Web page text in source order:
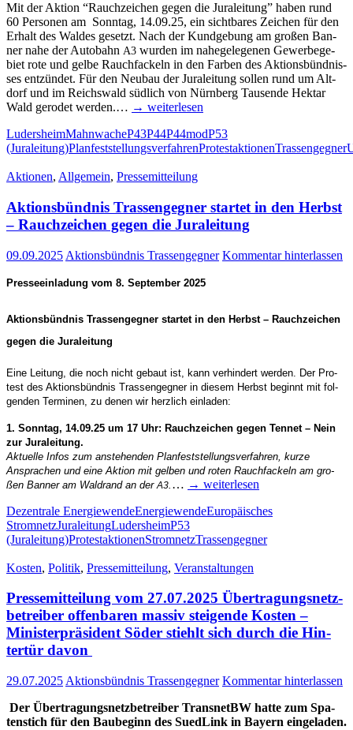
Mit der Akti­on “Rauch­zei­chen gegen die Jura­lei­tung” haben rund
60 Per­so­nen am Sonn­tag, 14.09.25, ein sicht­ba­res Zei­chen für den
Erhalt des Wal­des gesetzt. Nach der Kund­ge­bung am gro­ßen Ban­
ner nahe der Auto­bahn A3 wur­den im nahe­ge­le­ge­nen Gewer­be­ge­
biet rote und gel­be Rauch­fa­ckeln in den Far­ben des Akti­ons­bünd­nis­
ses ent­zün­det. Für den Neu­bau der Jura­lei­tung sol­len rund um Alt­
dorf und im Reichs­wald süd­lich von Nürn­berg Tau­sen­de Hekt­ar
Wald gero­det wer­den.… → wei­ter­le­sen
LudersheimMahnwacheP43P44P44modP53
(Juraleitung)PlanfeststellungsverfahrenProtestaktionenTrassengegner
Aktionen, Allgemein, Pressemitteilung
Akti­ons­bünd­nis Tras­sen­geg­ner star­tet in den Herbst
– Rauch­zei­chen gegen die Juraleitung
09.09.2025 Aktionsbündnis Trassengegner Kommentar hinterlassen
Pres­se­ein­la­dung vom 8. Sep­tem­ber 2025
Akti­ons­bünd­nis Tras­sen­geg­ner star­tet in den Herbst – Rauch­zei­chen
gegen die Juraleitung
Eine Lei­tung, die noch nicht gebaut ist, kann ver­hin­dert wer­den. Der Pro­
test des Akti­ons­bünd­nis Tras­sen­geg­ner in die­sem Herbst beginnt mit fol­
gen­den Ter­mi­nen, zu denen wir herz­lich einladen:
1. Sonn­tag, 14.09.25 um 17 Uhr: Rauch­zei­chen gegen Ten­net – Nein
zur Juraleitung.
Aktu­el­le Infos zum anste­hen­den Plan­fest­stel­lungs­ver­fah­ren, kur­ze
Anspra­chen und eine Akti­on mit gel­ben und roten Rauch­fa­ckeln am gro­
ßen Ban­ner am Wald­rand an der A3 … → wei­ter­le­sen
Dezentrale EnergiewendeEnergiewendeEuropäisches
StromnetzJuraleitungLudersheimP53
(Juraleitung)ProtestaktionenStromnetzTrassengegner
Kosten, Politik, Pressemitteilung, Veranstaltungen
Pres­se­mit­tei­lung vom 27.07.2025 Über­tra­gungs­netz­
be­trei­ber offen­ba­ren mas­siv stei­gen­de Kos­ten –
Minis­ter­prä­si­dent Söder stiehlt sich durch die Hin­
ter­tür davon
29.07.2025 Aktionsbündnis Trassengegner Kommentar hinterlassen
Der Über­tra­gungs­netz­be­trei­ber Trans­netBW hat­te zum Spa­
ten­stich für den Bau­be­ginn des Sued­Link in Bay­ern ein­ge­la­den.